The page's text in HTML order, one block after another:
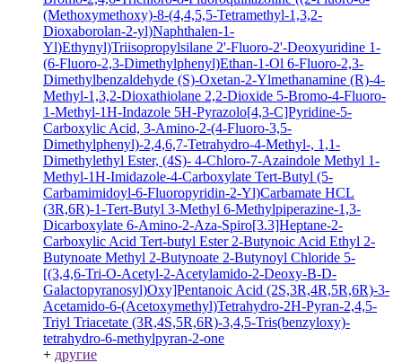
(Methoxymethoxy)-8-(4,4,5,5-Tetramethyl-1,3,2-
Dioxaborolan-2-yl)Naphthalen-1-
Yl)Ethynyl)Triisopropylsilane 2'-Fluoro-2'-Deoxyuridine 1-
(6-Fluoro-2,3-Dimethylphenyl)Ethan-1-Ol 6-Fluoro-2,3-
Dimethylbenzaldehyde (S)-Oxetan-2-Ylmethanamine (R)-4-
Methyl-1,3,2-Dioxathiolane 2,2-Dioxide 5-Bromo-4-Fluoro-
1-Methyl-1H-Indazole 5H-Pyrazolo[4,3-C]Pyridine-5-
Carboxylic Acid, 3-Amino-2-(4-Fluoro-3,5-
Dimethylphenyl)-2,4,6,7-Tetrahydro-4-Methyl-, 1,1-
Dimethylethyl Ester, (4S)- 4-Chloro-7-Azaindole Methyl 1-
Methyl-1H-Imidazole-4-Carboxylate Tert-Butyl (5-
Carbamimidoyl-6-Fluoropyridin-2-Yl)Carbamate HCL
(3R,6R)-1-Tert-Butyl 3-Methyl 6-Methylpiperazine-1,3-
Dicarboxylate 6-Amino-2-Aza-Spiro[3.3]Heptane-2-
Carboxylic Acid Tert-butyl Ester 2-Butynoic Acid Ethyl 2-
Butynoate Methyl 2-Butynoate 2-Butynoyl Chloride 5-
[(3,4,6-Tri-O-Acetyl-2-Acetylamido-2-Deoxy-B-D-
Galactopyranosyl)Oxy]Pentanoic Acid (2S,3R,4R,5R,6R)-3-
Acetamido-6-(Acetoxymethyl)Tetrahydro-2H-Pyran-2,4,5-
Triyl Triacetate (3R,4S,5R,6R)-3,4,5-Tris(benzyloxy)-
tetrahydro-6-methylpyran-2-one
+ другие